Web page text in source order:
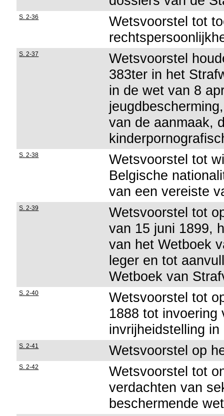
S. 2-36
Wetsvoorstel tot
S. 2-37
Wetsvoorstel
383ter in het
in de wet van 8
van de aanmaak,
S. 2-38
Wetsvoorstel tot
Belgische
van een vereiste
S. 2-39
Wetsvoorstel tot
van 15 juni 1899,
van het Wetboek
leger en tot
Wetboek van
S. 2-40
Wetsvoorstel tot
1888 tot invoering
invrijheidstelling
S. 2-41 Wetsvoorstel op
S. 2-42
Wetsvoorstel tot
verdachten van
beschermende